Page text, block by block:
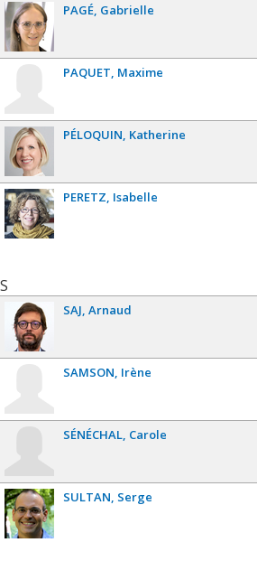
PAGÉ Gabrielle
PAQUET Maxime
PÉLOQUIN Katherine
PERETZ Isabelle
S
SAJ Arnaud
SAMSON Irène
SÉNÉCHAL Carole
SULTAN Serge